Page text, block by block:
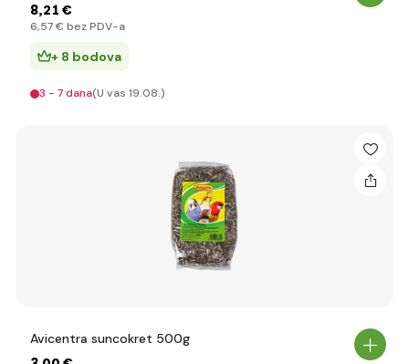
8,21 €
6,57 € bez PDV-a
+ 8 bodova
3 - 7 dana(U vas 19.08.)
Avicentra suncokret 500g